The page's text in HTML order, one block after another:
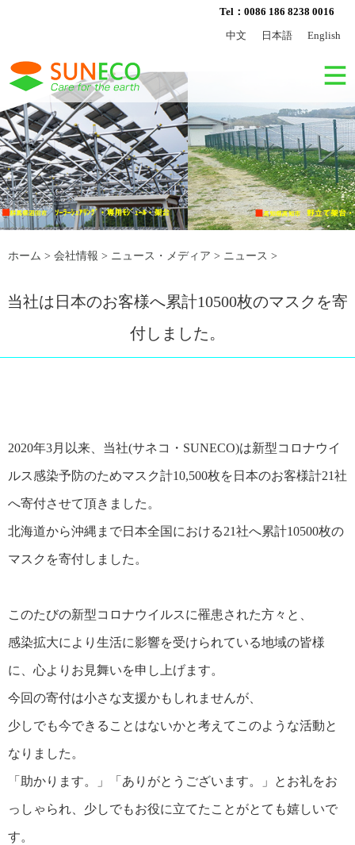
Tel：0086 186 8238 0016
中文
日本語 English
ホーム > 会社情報 > ニュース・メディア > ニュース >
当社は日本のお客様へ累計10500枚のマスクを寄
付しました。
2020年3月以来、当社(サネコ・SUNECO)は新型コロナウイ
ルス感染予防のためマスク計10,500枚を日本のお客様計21社
へ寄付させて頂きました。
北海道から沖縄まで日本全国における21社へ累計10500枚の
マスクを寄付しました。
このたびの新型コロナウイルスに罹患された方々と、
感染拡大により生活に影響を受けられている地域の皆様
に、心よりお見舞いを申し上げます。
今回の寄付は小さな支援かもしれませんが、
少しでも今できることはないかと考えてこのような活動と
なりました。
「助かります。」「ありがとうございます。」とお礼をお
っしゃられ、少しでもお役に立てたことがとても嬉しいで
す。